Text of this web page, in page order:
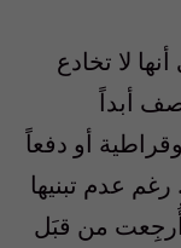
لا تخادع
أبداً
أو دفعاً
عدم تبنيها
أُرجِعت من قبَل